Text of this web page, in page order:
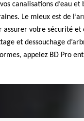
canalisations d’eau et
Le mieux est de
assurer votre sécurité et
et dessouchage
appelez BD Pro